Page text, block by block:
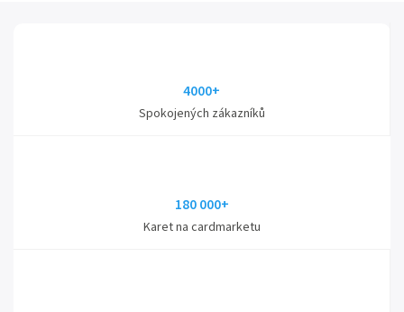
4000+
Spokojených zákazníků
180 000+
Karet na cardmarketu